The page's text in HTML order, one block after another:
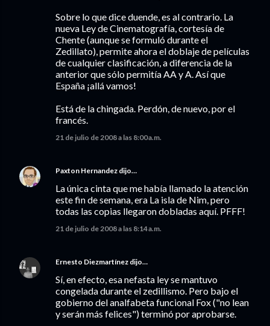
Sobre lo que dice duende, es al contrario. La
nueva Ley de Cinematografía, cortesía de
Chente (aunque se formuló durante el
Zedillato), permite ahora el doblaje de películas
de cualquier clasificación, a diferencia de la
anterior que sólo permitía AA y A. Así que
España ¡allá vamos!
Está de la chingada. Perdón, de nuevo, por el
francés.
21 de julio de 2008 a las 8:00 a.m.
Paxton Hernandez dijo…
La única cinta que me había llamado la atención
este fin de semana, era La isla de Nim, pero
todas las copias llegaron dobladas aquí. PFFF!
21 de julio de 2008 a las 8:14 a.m.
Ernesto Diezmartínez dijo…
Sí, en efecto, esa nefasta ley se mantuvo
congelada durante el zedillismo. Pero bajo el
gobierno del analfabeta funcional Fox ("no lean
y serán más felices") terminó por aprobarse.